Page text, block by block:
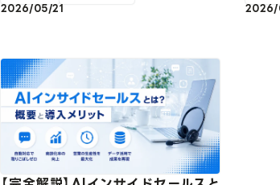
2026/05/21 2026/